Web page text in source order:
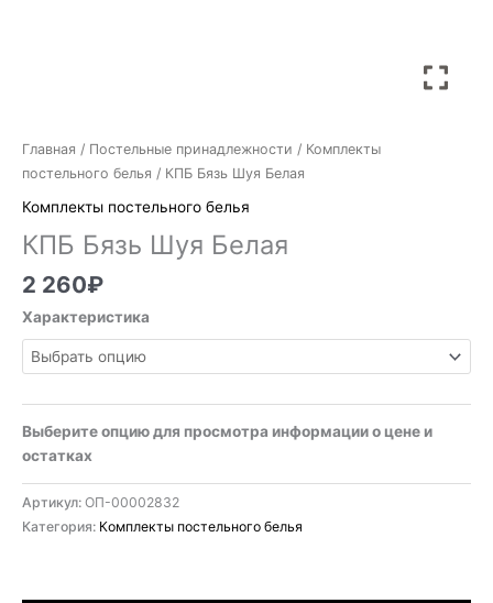
Главная / Постельные принадлежности / Комплекты
постельного белья / КПБ Бязь Шуя Белая
Комплекты постельного белья
КПБ Бязь Шуя Белая
2 260₽
Характеристика
Выберите опцию для просмотра информации о цене и
остатках
Артикул: ОП-00002832
Категория: Комплекты постельного белья